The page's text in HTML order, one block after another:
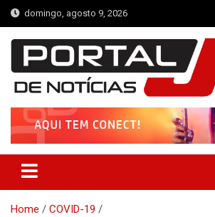
Skip
to
content
domingo, agosto 9, 2026
Portal de Notícias JB
Notícias de Simplício Mendes e Região
Home
COVID-19